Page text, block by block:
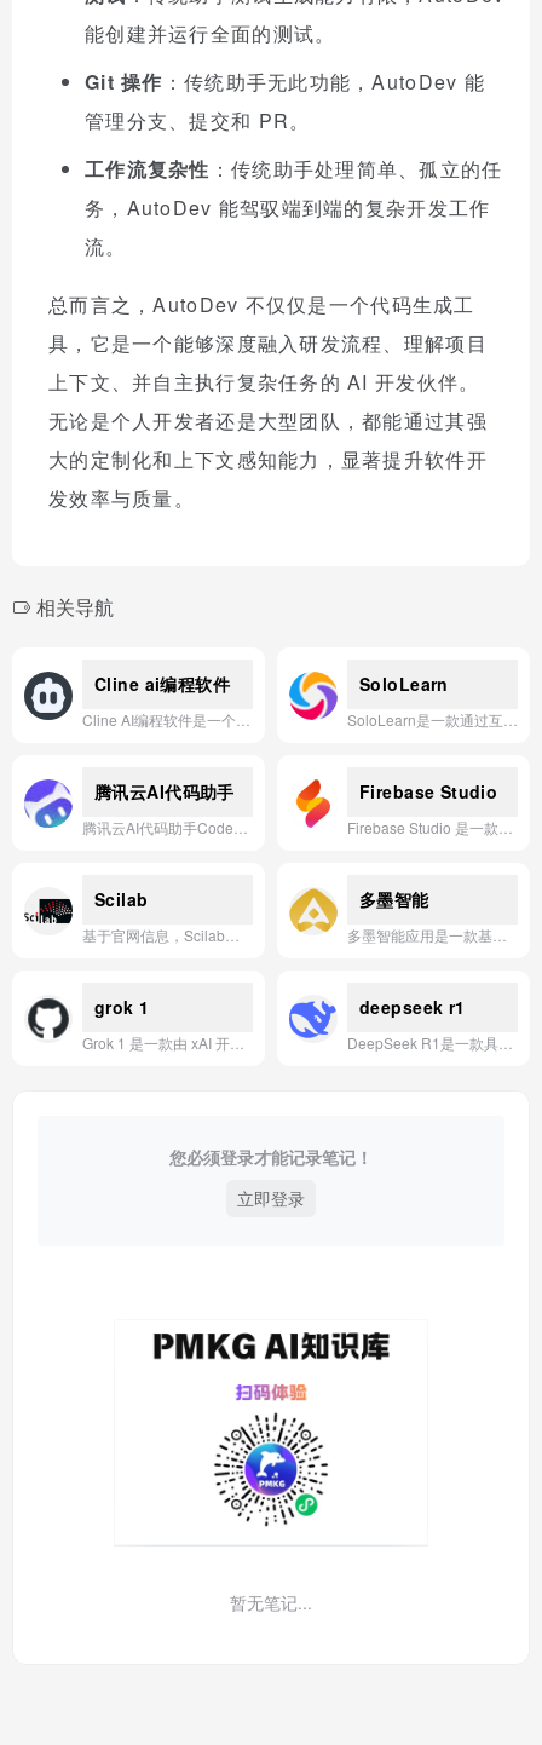
能创建并运行全面的测试。
Git 操作 ：传统助手无此功能，AutoDev 能
管理分支、提交和 PR。
工作流复杂性 ：传统助手处理简单、孤立的任
务，AutoDev 能驾驭端到端的复杂开发工作
流。
总而言之，AutoDev 不仅仅是一个代码生成工
具，它是一个能够深度融入研发流程、理解项目
上下文、并自主执行复杂任务的 AI 开发伙伴。
无论是个人开发者还是大型团队，都能通过其强
大的定制化和上下文感知能力，显著提升软件开
发效率与质量。
相关导航
Cline ai编程软件 SoloLearn
腾讯云AI代码助手 Firebase Studio
Scilab 多墨智能
grok 1 deepseek r1
您必须登录才能记录笔记！
立即登录
暂无笔记...